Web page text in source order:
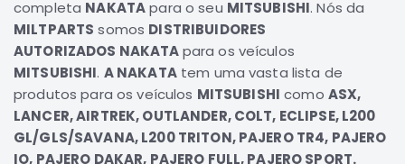
Elétrica
Acessórios
Pajero
Motor
Suspensão
Freio
completa NAKATApara o seu MITSUBISHI. Nós da
MILTPARTS somos DISTRIBUIDORES
AUTORIZADOS NAKATApara os veículos
MITSUBISHI. A NAKATAtem uma vasta lista de
produtos para os veículos MITSUBISHI como ASX,
LANCER, AIRTREK, OUTLANDER, COLT, ECLIPSE, L200
GL/GLS/SAVANA, L200 TRITON, PAJERO TR4, PAJERO
IO, PAJERO DAKAR, PAJERO FULL, PAJERO SPORT.